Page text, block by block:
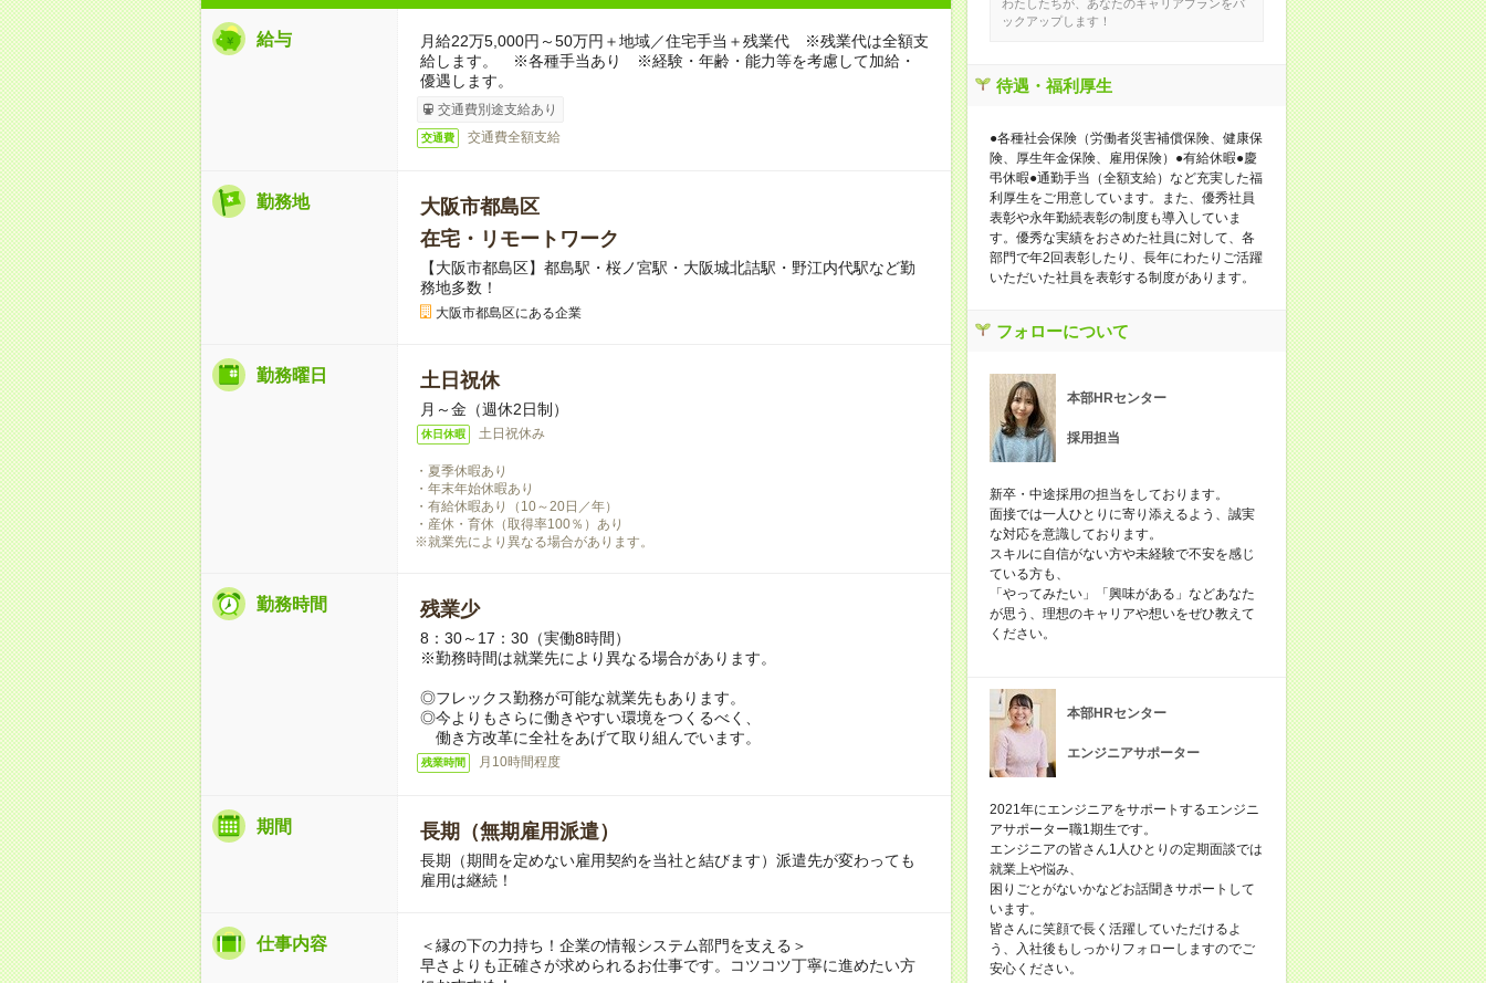
給与
月給22万5,000円～50万円＋地域／住宅手当＋残業代 ※残業代は全額支
給します。 ※各種手当あり ※経験・年齢・能力等を考慮して加給・
優遇します。
交通費別途支給あり
交通費 交通費全額支給
勤務地
大阪市都島区
在宅・リモートワーク
【大阪市都島区】都島駅・桜ノ宮駅・大阪城北詰駅・野江内代駅など勤
務地多数！
大阪市都島区にある企業
勤務曜日 土日祝休
月～金（週休2日制）
休日休暇 土日祝休み
・夏季休暇あり
・年末年始休暇あり
・有給休暇あり（10～20日／年）
・産休・育休（取得率100％）あり
※就業先により異なる場合があります。
勤務時間 残業少
8：30～17：30（実働8時間）
※勤務時間は就業先により異なる場合があります。
◎フレックス勤務が可能な就業先もあります。
◎今よりもさらに働きやすい環境をつくるべく、
働き方改革に全社をあげて取り組んでいます。
残業時間 月10時間程度
期間 長期（無期雇用派遣）
長期（期間を定めない雇用契約を当社と結びます）派遣先が変わっても
雇用は継続！
仕事内容
＜縁の下の力持ち！企業の情報システム部門を支える＞
早さよりも正確さが求められるお仕事です。コツコツ丁寧に進めたい方
わたしたちが、あなたのキャリアプランをバ
ックアップします！
待遇・福利厚生
●各種社会保険（労働者災害補償保険、健康保
険、厚生年金保険、雇用保険）●有給休暇●慶
弔休暇●通勤手当（全額支給）など充実した福
利厚生をご用意しています。また、優秀社員
表彰や永年勤続表彰の制度も導入していま
す。優秀な実績をおさめた社員に対して、各
部門で年2回表彰したり、長年にわたりご活躍
いただいた社員を表彰する制度があります。
フォローについて
本部HRセンター
採用担当
新卒・中途採用の担当をしております。
面接では一人ひとりに寄り添えるよう、誠実
な対応を意識しております。
スキルに自信がない方や未経験で不安を感じ
ている方も、
「やってみたい」「興味がある」などあなた
が思う、理想のキャリアや想いをぜひ教えて
ください。
本部HRセンター
エンジニアサポーター
2021年にエンジニアをサポートするエンジニ
アサポーター職1期生です。
エンジニアの皆さん1人ひとりの定期面談では
就業上や悩み、
困りごとがないかなどお話聞きサポートして
います。
皆さんに笑顔で長く活躍していただけるよ
う、入社後もしっかりフォローしますのでご
安心ください。